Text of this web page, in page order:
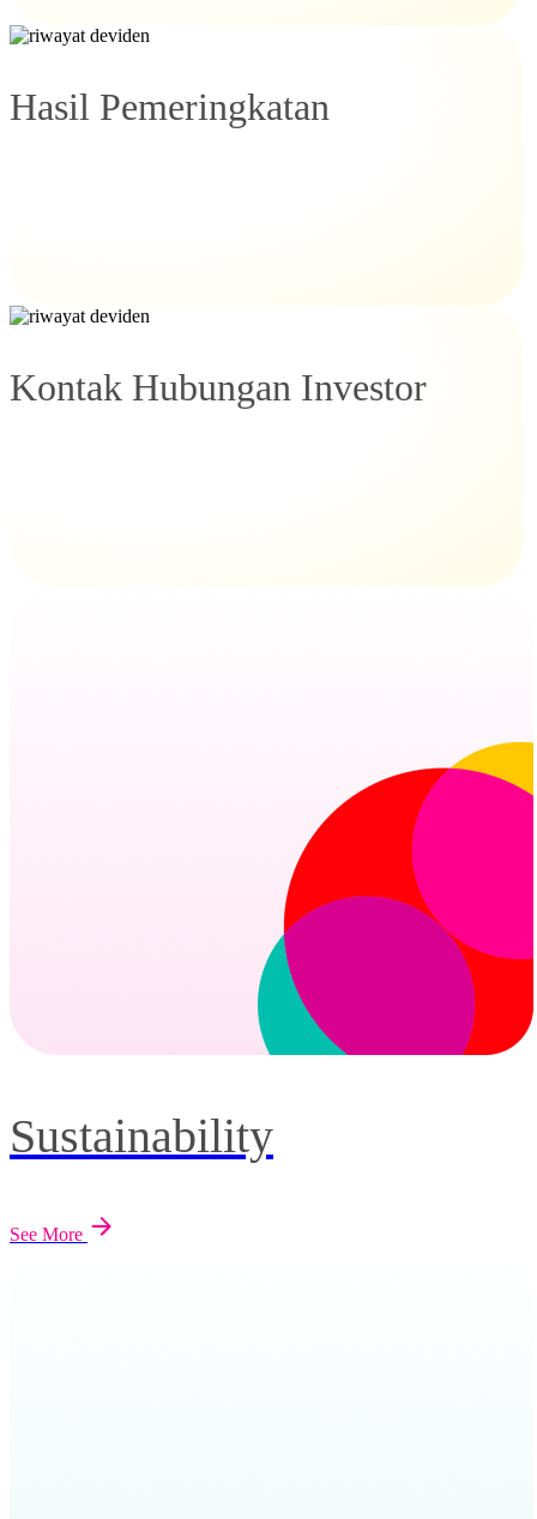
Hasil Pemeringkatan
Kontak Hubungan Investor
Sustainability
See More